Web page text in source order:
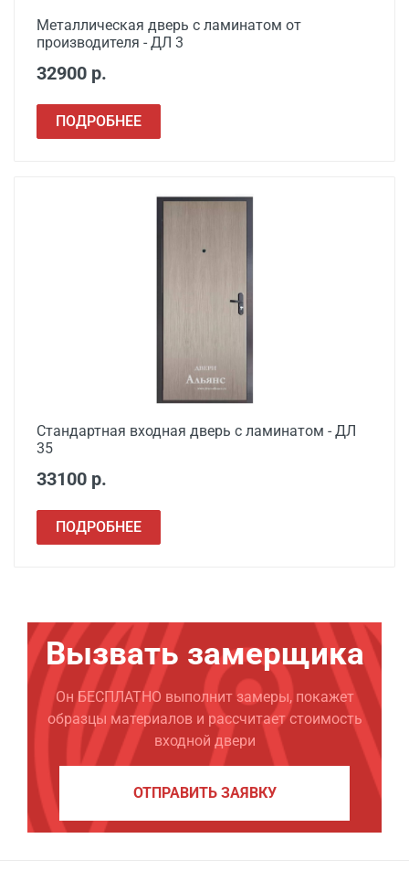
Металлическая дверь с ламинатом от
производителя - ДЛ 3
32900 р.
ПОДРОБНЕЕ
Стандартная входная дверь с ламинатом - ДЛ
35
33100 р.
ПОДРОБНЕЕ
Вызвать замерщика
Он БЕСПЛАТНО выполнит замеры, покажет
образцы материалов и рассчитает стоимость
входной двери
ОТПРАВИТЬ ЗАЯВКУ